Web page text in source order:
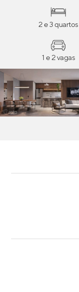
2 e 3 quartos
1 e 2 vagas